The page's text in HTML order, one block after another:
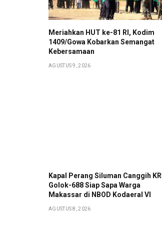
Meriahkan HUT ke-81 RI, Kodim
1409/Gowa Kobarkan Semangat
Kebersamaan
AGUSTUS 9, 2026
Kapal Perang Siluman Canggih KRI
Golok-688 Siap Sapa Warga
Makassar di NBOD Kodaeral VI
AGUSTUS 8, 2026